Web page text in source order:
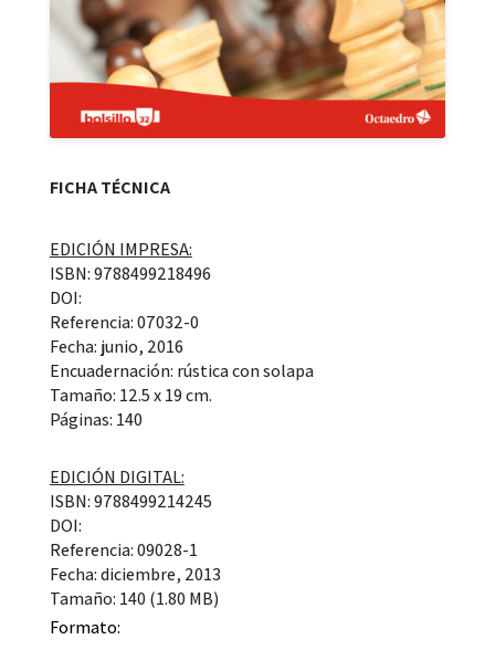
FICHA TÉCNICA
EDICIÓN IMPRESA:
ISBN: 9788499218496
DOI:
Referencia: 07032-0
Fecha: junio, 2016
Encuadernación: rústica con solapa
Tamaño: 12.5 x 19 cm.
Páginas: 140
EDICIÓN DIGITAL:
ISBN: 9788499214245
DOI:
Referencia: 09028-1
Fecha: diciembre, 2013
Tamaño: 140 (1.80 MB)
Formato: